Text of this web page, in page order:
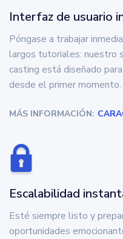
Interfaz de usuario
Póngase a trabajar
largos tutoriales: nuestro
casting está diseñado
desde el primer momento.
MÁS INFORMACIÓN:
Escalabilidad
Esté siempre listo y
oportunidades